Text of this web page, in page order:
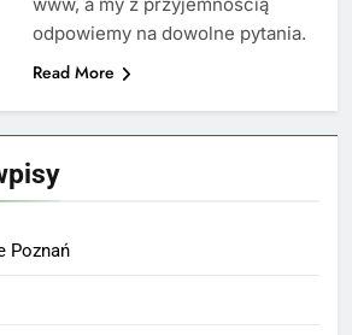
odpowiemy na dowolne pytania.
Read More
Poznań